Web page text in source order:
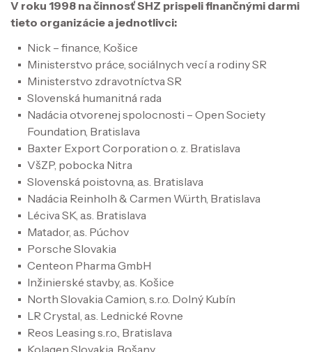
V roku 1998 na činnosť SHZ prispeli finančnými darmi
tieto organizácie a jednotlivci:
Nick – finance, Košice
Ministerstvo práce, sociálnych vecí a rodiny SR
Ministerstvo zdravotníctva SR
Slovenská humanitná rada
Nadácia otvorenej spolocnosti – Open Society
Foundation, Bratislava
Baxter Export Corporation o. z. Bratislava
VšZP, pobocka Nitra
Slovenská poistovna, a.s. Bratislava
Nadácia Reinholh & Carmen Würth, Bratislava
Léciva SK, a.s. Bratislava
Matador, a.s. Púchov
Porsche Slovakia
Centeon Pharma GmbH
Inžinierské stavby, a.s. Košice
North Slovakia Camion, s.r.o. Dolný Kubín
LR Crystal, a.s. Lednické Rovne
Reos Leasing s.r.o., Bratislava
Kolagen Slovakia, Bošany